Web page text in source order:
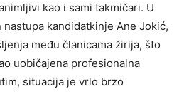
kao i sami takmičari. U
kandidatkinje Ane Jokić,
među članicama žirija, što
uobičajena profesionalna
situacija je vrlo brzo